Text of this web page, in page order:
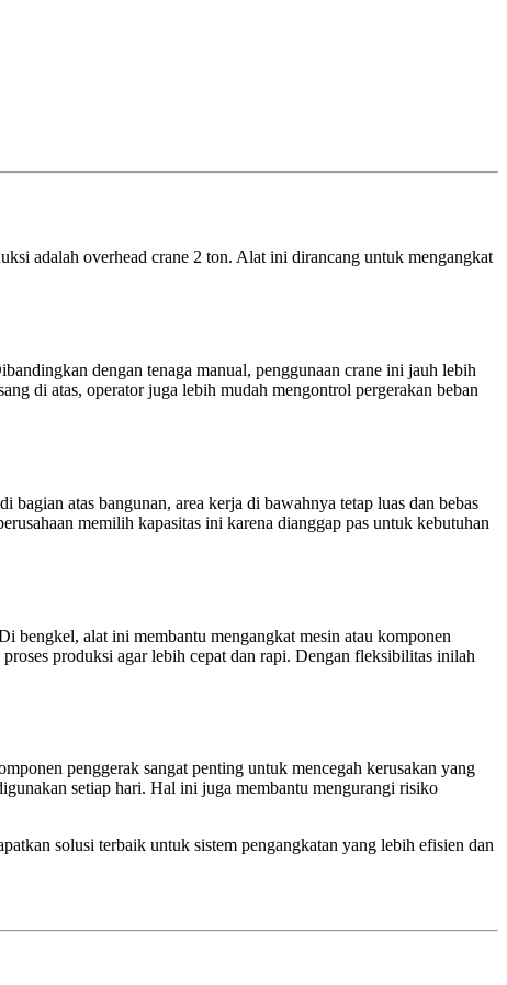
adalah overhead crane 2 ton. Alat ini dirancang untuk mengangkat
dengan tenaga manual, penggunaan crane ini jauh lebih
di atas, operator juga lebih mudah mengontrol pergerakan beban
atas bangunan, area kerja di bawahnya tetap luas dan bebas
memilih kapasitas ini karena dianggap pas untuk kebutuhan
bengkel, alat ini membantu mengangkat mesin atau komponen
produksi agar lebih cepat dan rapi. Dengan fleksibilitas inilah
penggerak sangat penting untuk mencegah kerusakan yang
setiap hari. Hal ini juga membantu mengurangi risiko
solusi terbaik untuk sistem pengangkatan yang lebih efisien dan